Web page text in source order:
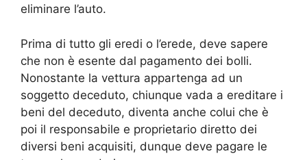
eliminare l’auto.
Prima di tutto gli eredi o l’erede, deve sapere
che non è esente dal pagamento dei bolli.
Nonostante la vettura appartenga ad un
soggetto deceduto, chiunque vada a ereditare i
beni del deceduto, diventa anche colui che è
poi il responsabile e proprietario diretto dei
diversi beni acquisiti, dunque deve pagare le